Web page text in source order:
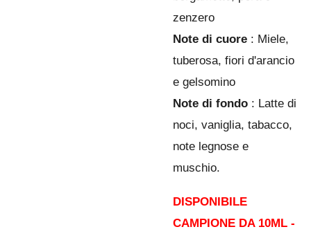
zenzero
Note di cuore : Miele,
tuberosa, fiori d'arancio
e gelsomino
Note di fondo : Latte di
noci, vaniglia, tabacco,
note legnose e
muschio.
DISPONIBILE
CAMPIONE DA 10ML -